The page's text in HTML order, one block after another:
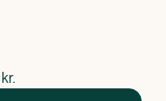
pris
kr.